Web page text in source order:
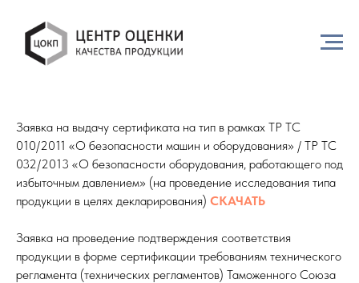
Заявки / заявление
Заявка на выдачу сертификата на тип в рамках ТР ТС
010/2011 «О безопасности машин и оборудования» / ТР ТС
032/2013 «О безопасности оборудования, работающего под
избыточным давлением» (на проведение исследования типа
продукции в целях декларирования) СКАЧАТЬ
Заявка на проведение подтверждения соответствия
продукции в форме сертификации требованиям технического
регламента (технических регламентов) Таможенного Союза